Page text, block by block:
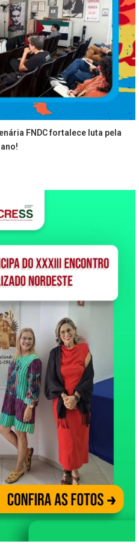
FNDC fortalece luta pela